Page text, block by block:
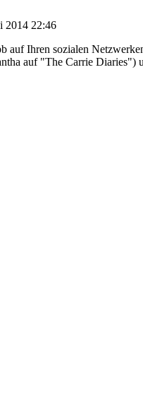
2014 22:46
auf Ihren sozialen
auf "The Carrie Diaries")